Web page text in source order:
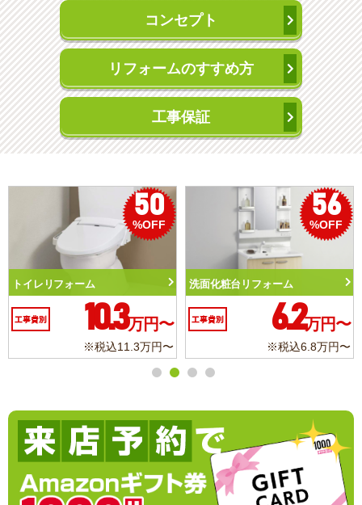
コンセプト
リフォームのすすめ方
工事保証
50
%OFF
トイレリフォーム
工事費別 10.3万円〜
※税込11.3万円〜
56
%OFF
洗面化粧台リフォーム
工事費別 6.2万円〜
※税込6.8万円〜